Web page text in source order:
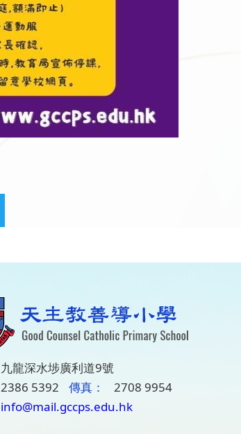
九龍深水埗廣利道9號
2386 5392 傳真：
2708 9954
info@mail.gccps.edu.hk